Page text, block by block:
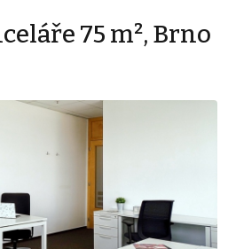
75 m², Brno